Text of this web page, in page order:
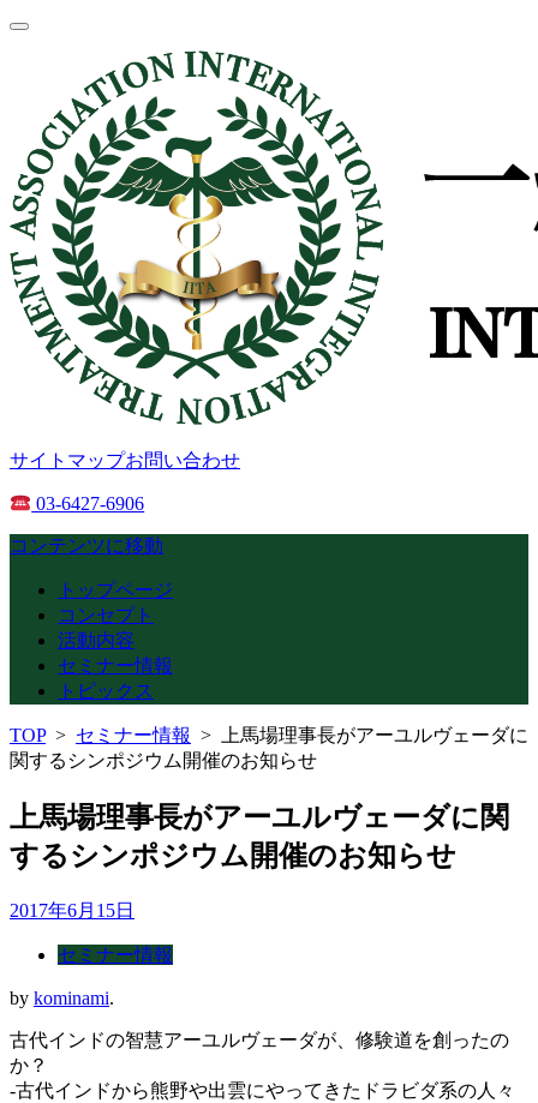
サイトマップお問い合わせ
03-6427-6906
コンテンツに移動
トップページ
コンセプト
活動内容
セミナー情報
トピックス
TOP> セミナー情報 > 上馬場理事長がアーユルヴェーダに
関するシンポジウム開催のお知らせ
上馬場理事長がアーユルヴェーダに関
するシンポジウム開催のお知らせ
2017年6月15日
セミナー情報
by kominami.
古代インドの智慧アーユルヴェーダが、修験道を創ったの
か？
-古代インドから熊野や出雲にやってきたドラビダ系の人々